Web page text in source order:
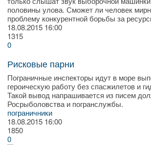
половины улова. Сможет ли человек
проблему конкурентной борьбы за
18.08.2015 16:00
1315
0
Рисковые парни
Пограничные инспекторы идут в море
героическую работу без спасжилетов и
Такой вывод напрашивается из писем
Росрыболовства и погранслужбы.
пограничники
18.08.2015 16:00
1850
0